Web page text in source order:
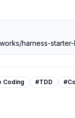
把簡體中文轉成
繁體中文
經遇過 agent 一
harness-
Coding #TDD #